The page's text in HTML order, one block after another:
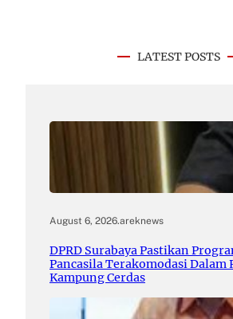
LATEST POSTS
August 6, 2026.areknews
DPRD Surabaya Pastikan
Pancasila Terakomodasi Dalam
Kampung Cerdas